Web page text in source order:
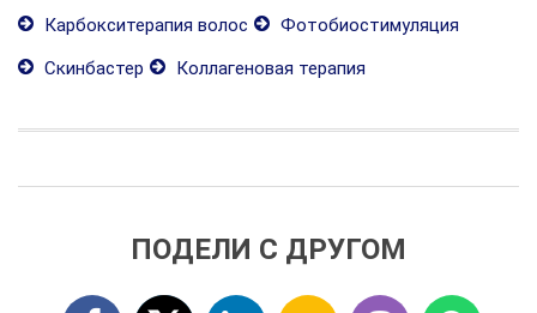
Карбокситерапия волос
Фотобиостимуляция
Скинбастер
Коллагеновая терапия
ПОДЕЛИ С ДРУГОМ